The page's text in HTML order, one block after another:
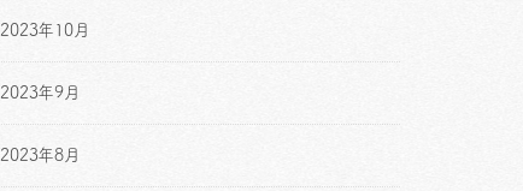
2023年10月
2023年9月
2023年8月